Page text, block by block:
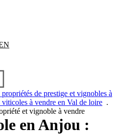
de prestige et vignobles à
à vendre en Val de loire .
et vignoble à vendre
en Anjou :